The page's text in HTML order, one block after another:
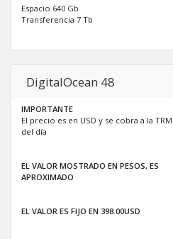
Espacio 640 Gb
Transferencia 7 Tb
DigitalOcean 48
IMPORTANTE
El precio es en USD y se cobra a la TRM
del día
EL VALOR MOSTRADO EN PESOS, ES
APROXIMADO
EL VALOR ES FIJO EN 398.00USD